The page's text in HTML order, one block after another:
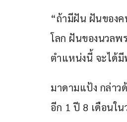
“ถ้ามีฝัน ฝันของ
โลก ฝันของนวลพ
ตำแหน่งนี้ จะได้มี
มาดามแป้ง กล่า
อีก 1 ปี 8 เดือนใ